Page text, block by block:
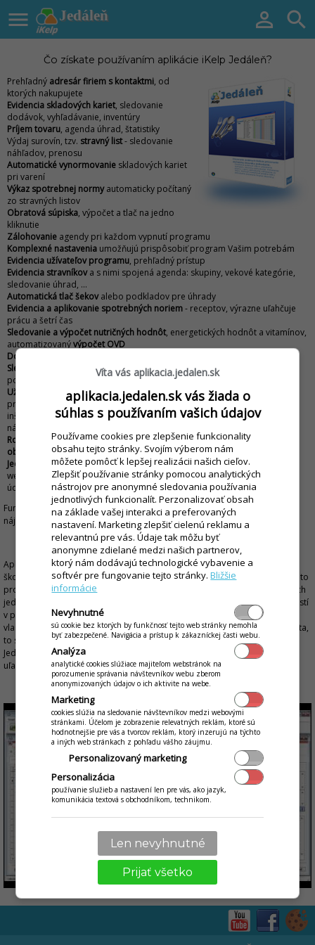
Jedáleň
  
Čo získate používaním aplikácie iKelp Jedáleň?
Prehľadný adresár firiem s kontaktmi, od
ktorých nakupujete
Evidencia skladových kariet, sledovanie
dodávok, vyhľadávanie, inventúry
Príjem tovaru, agenda úhrad, štatistiky
Výdaj surovín, tzv. stravný list- sledovanie
náhľadov, prenosu
Automatické vynormovanie skladových kariet
pri varení
Výkaz spotrebnej normyautomaticky počítaný
zo stravných listov
Obratová súpiska, výpočet a tlač na jedno
kliknutie
Zálohovanie agendy pri každom vypnutí programu
Komplexné nastavenia umožňujú prispôsobiť program Vašim potrebám
Evidencia užívateľov programu, prehľadný prístup
Evidencia stravníkova s nimi spojená agenda: skupiny, vekové kategórie,
sledovanie úhrad, ...
Automatická tlač šekovalebo podkladov pre úhrady
Evidencia a aplikovanie spotrebných noriem- receptov, výrazne uľahčuje
prácu a šetrí čas
Sledovanie a výpočet nutričných hodnôt, energetických hodnôt a vitamínov,
automatizovanývýpočet OVD
Dochádzka stravníkov
Sledovanie alergénov
a ich zobrazenie na jedálnom lístku a webovom
portáli
Užívateľská príručkaon-line na webe formouvideonahrávoka krátkych
praktických
návodov. Ak máte prístup na internet z PC, na ktorom je
inštalovaná aplikácia iKelp Jedáleň, tak máte možnosť používania on-line
nápovedy priamo z aplikácie.
Rozširujúce možnosti:Elektronická identifikácia ,kreditný systém
objednávanie cez Internet
Jedálne lístkys možnosťou zverejňovaniana internete prostredníctvom
webstránkywww.jedalen.skz aplikácie je zahrnuté v poplatku za ročnú
údržbu
Funkcionalita aplikácie je stále rozširovaná a bližsie podrobné zmeny
nájdete v sekciiPopis noviniek a zmien
Zmodernizujte vašu školskú jedáleň
Aplikácia iKelp Jedáleň je súčasťou komplexného riešenia určeného pre
školské jedálne všetkých typov (MŠ, ZŠ, SŠ, SOU, Gymnázium, VŠ). Vývoj tohto
programu je plne podriadený potrebám a požiadavkám vedúcich školských
jedální. Vďaka unikátnej technológii riadenia vývoja a dlhoročných skúseností
v programovaní sa nám podarilo vytvoriť produkt s výnimočnými
vlastnosťami. Jednoduchosť, prehľadnosť a zároveň kompletná funkcionalita,
to sú kľúčové vlastnosti produktu, ktorý Vám ponúkame. S aplikáciou iKelp
Jedáleň nezískate len ďalší program, ale pomocníka, ktorý Vám skutočne
uľahčí prácu.
Ukážka práce s aplikáciou v krátkom videu
Víta vás aplikacia.jedalen.sk
aplikacia.jedalen.sk vás žiada o
súhlas s používaním vašich údajov
Používame cookies pre zlepšenie funkcionality
obsahu tejto stránky. Svojím výberom nám
môžete pomôcť k lepšej realizácii našich cieľov.
Zlepšiť používanie stránky pomocou analytických
nástrojov pre anonymné sledovania používania
jednotlivých funkcionalít. Perzonalizovať obsah
na základe vašej interakci a preferovaných
nastavení. Marketing zlepšiť cielenú reklamu a
relevantnú pre vás. Údaje tak môžu byť
anonymne zdielané medzi našich partnerov,
ktorý nám dodávajú technologické vybavenie a
softvér pre fungovanie tejto stránky.Bližšie
informácie
Nevyhnutné
sú cookie bez ktorých by funkčnosť tejto web stránky nemohla
byť zabezpečené. Navigácia a prístup k zákazníckej časti webu.
Analýza
analytické cookies slúžiace majiteľom webstránok na
porozumenie správania návštevníkov webu zberom
anonymizovaných údajov o ich aktivite na webe.
Marketing
cookies slúžia na sledovanie návštevníkov medzi webovými
stránkami. Účelom je zobrazenie relevatných reklám, ktoré sú
hodnotnejšie pre vás a tvorcov reklám, ktorý inzerujú na týchto
a iných web stránkach z pohľadu vášho záujmu.
Personalizovaný marketing
Personalizácia
používanie služieb a nastavení len pre vás, ako jazyk,
komunikácia textová s obchodníkom, technikom.
Len nevyhnutné
Prijať všetko